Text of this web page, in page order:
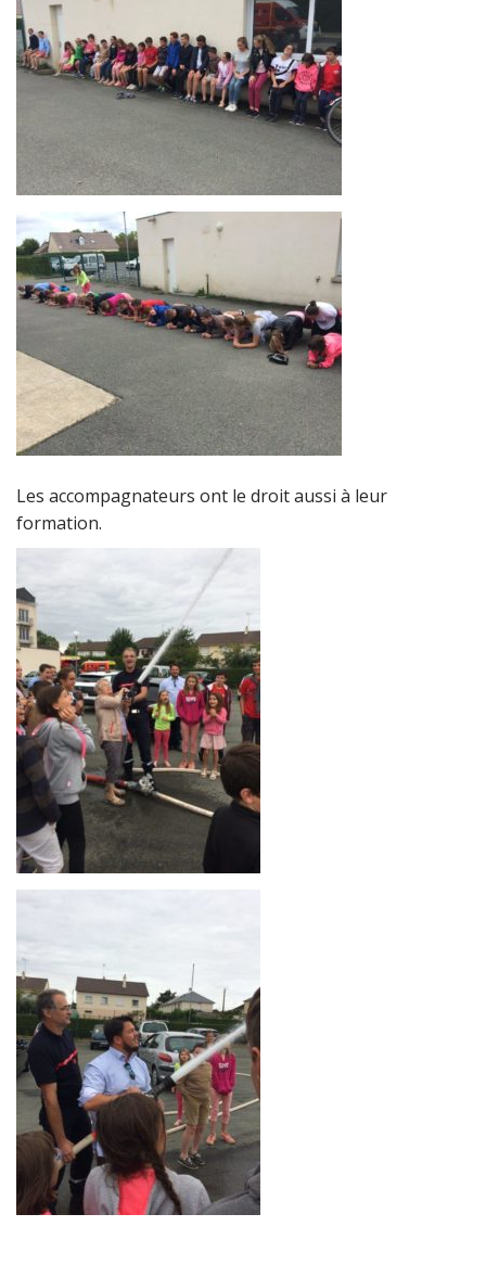
Les accompagnateurs ont le droit aussi à leur
formation.